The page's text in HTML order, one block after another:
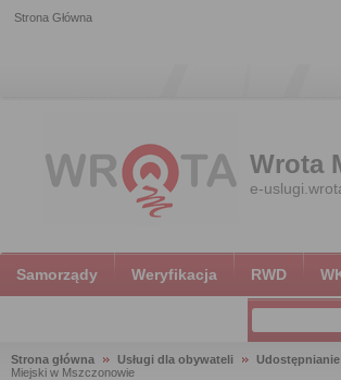
Strona Główna
Wrota
e-
Samorządy Weryfikacja RWD
Strona główna Usługi dla obywateli
Miejski w Mszczonowie